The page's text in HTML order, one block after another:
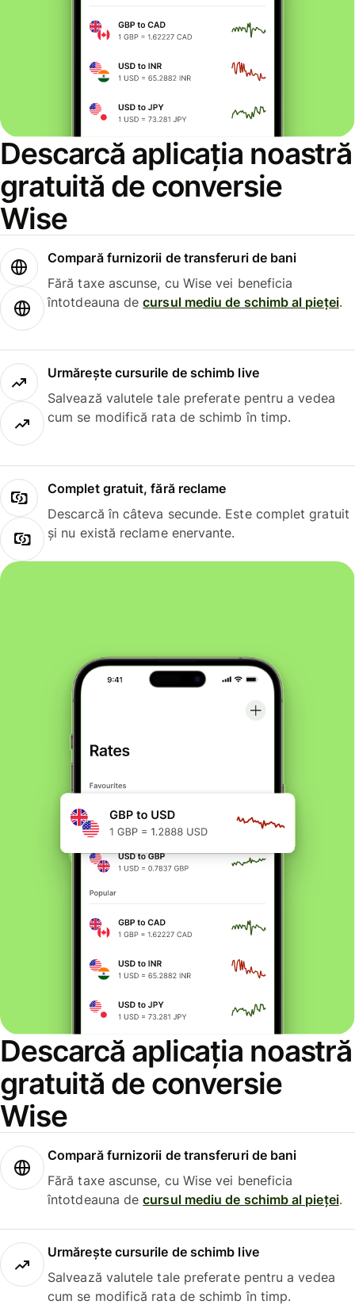
Descarcă aplicația noastră
gratuită de conversie
Wise
Compară furnizorii de transferuri de bani
Fără taxe ascunse, cu Wise vei beneficia
întotdeauna decursul mediu de schimb al pieței.
Urmărește cursurile de schimb live
Salvează valutele tale preferate pentru a vedea
cum se modifică rata de schimb în timp.
Complet gratuit, fără reclame
Descarcă în câteva secunde. Este complet gratuit
și nu există reclame enervante.
Descarcă aplicația noastră
gratuită de conversie
Wise
Compară furnizorii de transferuri de bani
Fără taxe ascunse, cu Wise vei beneficia
întotdeauna decursul mediu de schimb al pieței.
Urmărește cursurile de schimb live
Salvează valutele tale preferate pentru a vedea
cum se modifică rata de schimb în timp.